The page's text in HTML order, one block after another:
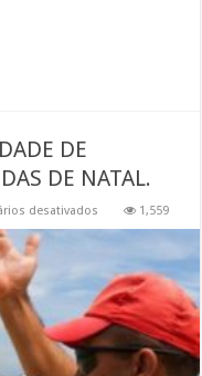
DE
DE NATAL.
desativados
BOMBEIROS
CIVIS
E
SALVA-
VIDAS
DE
NATAL.
1,559